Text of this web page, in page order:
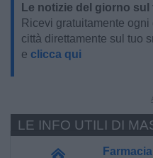
Le notizie del giorno
Ricevi gratuitamente
città direttamente sul tuo
e clicca qui
LE INFO UTILI DI